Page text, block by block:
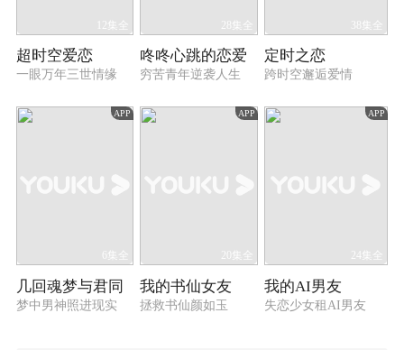
12集全
超时空爱恋
一眼万年三世情缘
28集全
咚咚心跳的恋爱
穷苦青年逆袭人生
38集全
定时之恋
跨时空邂逅爱情
APP
6集全
几回魂梦与君同
梦中男神照进现实
APP
20集全
我的书仙女友
拯救书仙颜如玉
APP
24集全
我的AI男友
失恋少女租AI男友